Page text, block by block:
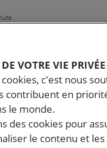
DE VOTRE VIE
c'est nous
contribuent en
le monde.
des cookies pour
le contenu et